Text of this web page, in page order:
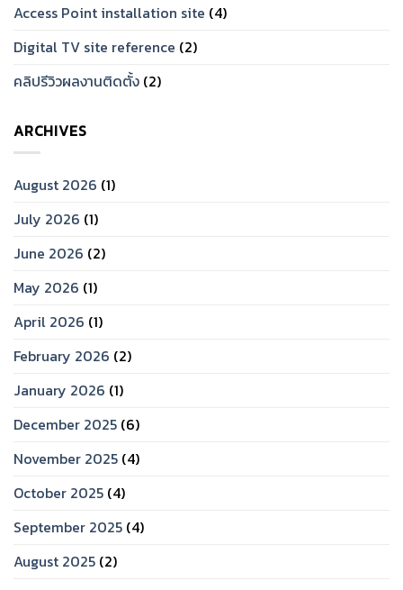
Access Point installation site (4)
Digital TV site reference (2)
คลิปรีวิวผลงานติดตั้ง (2)
ARCHIVES
August 2026 (1)
July 2026 (1)
June 2026 (2)
May 2026 (1)
April 2026 (1)
February 2026 (2)
January 2026 (1)
December 2025 (6)
November 2025 (4)
October 2025 (4)
September 2025 (4)
August 2025 (2)